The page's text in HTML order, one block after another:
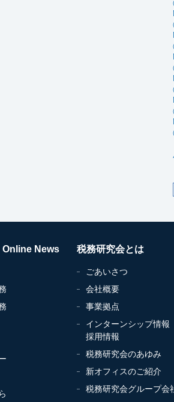
Online News 税務研究会とは
ごあいさつ
会社概要
事業拠点
インターンシップ情報
採用情報
税務研究会のあゆみ
新オフィスのご紹介
税務研究会グループ会